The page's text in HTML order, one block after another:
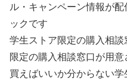
ル・キャンペーン情報が
ックです
学生ストア限定の購入相談
限定の購入相談窓口が用
買えばいいか分からない学